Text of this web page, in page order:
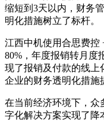
缩短到3天以内，财务
明化措施树立了标杆。
江西中机使用合思费控
80%，年度报销转月度
现了报销及付款的线上
企业的财务透明化措施
在当前经济环境下，众
字化解决方案实现了降